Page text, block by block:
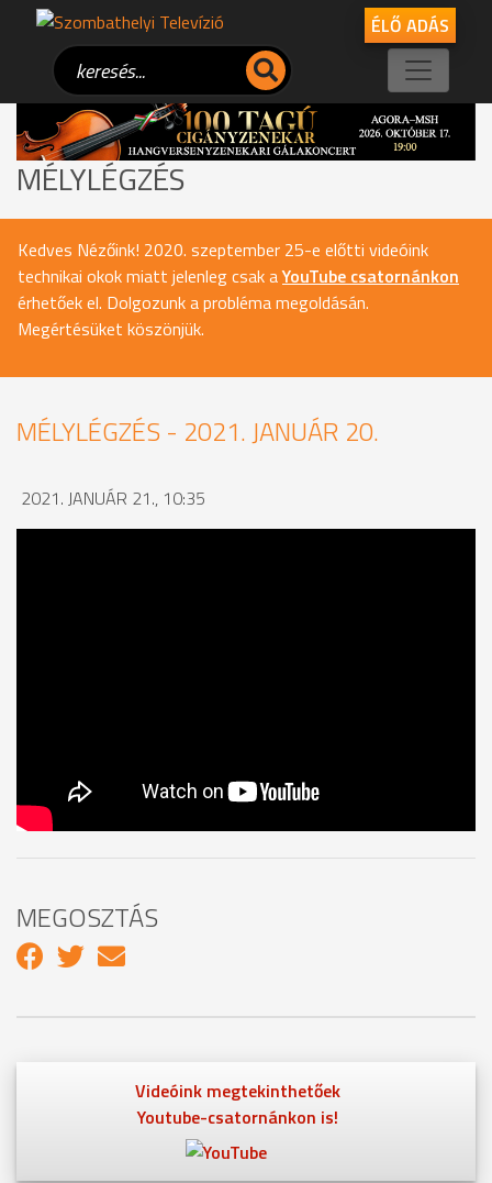
ÉLŐ ADÁS
MÉLYLÉGZÉS
Kedves Nézőink! 2020. szeptember 25-e előtti videóink
technikai okok miatt jelenleg csak aYouTube csatornánkon
érhetőek el. Dolgozunk a probléma megoldásán.
Megértésüket köszönjük.
MÉLYLÉGZÉS - 2021. JANUÁR 20.
2021. JANUÁR 21., 10:35
MEGOSZTÁS
Videóink megtekinthetőek
Youtube-csatornánkon is!